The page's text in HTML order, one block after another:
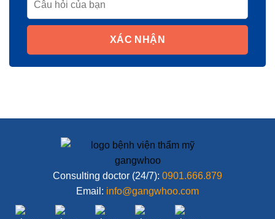
XÁC NHẬN
Consulting doctor (24/7): 0901.666.879
Email: info@gangwhoo.com